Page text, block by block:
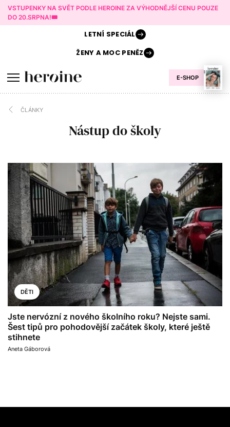
VSTUPENKY NA SVĚT PODLE HEROINE ZA VÝHODNĚJŠÍ CENU POUZE
DO 20.SRPNA!🎟️
E-SHOP
LETNÍ SPECIÁL
ŽENY AMOC PENĚZ
ČLÁNKY
Nástup do školy
DĚTI
Jste nervózní z nového školního roku? Nejste sami.
Šest tipů pro pohodovější začátek školy, které ještě
stihnete
Aneta Gáborová